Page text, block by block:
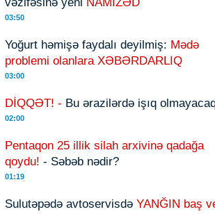
03:50
Yoğurt həmişə faydalı deyilmiş: Mədə
problemi olanlara XƏBƏRDARLIQ
03:00
DİQQƏT! - Bu ərazilərdə işıq
02:00
Pentaqon 25 illik silah arxivinə qadağa
qoydu! - Səbəb nədir?
01:19
Sulutəpədə avtoservisdə YANĞIN baş